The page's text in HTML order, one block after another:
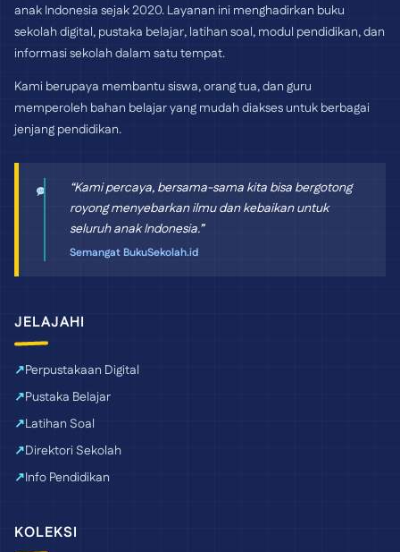
anak Indonesia sejak 2020. Layanan ini menghadirkan buku
sekolah digital, pustaka belajar, latihan soal, modul pendidikan, dan
informasi sekolah dalam satu tempat.
Kami berupaya membantu siswa, orang tua, dan guru
memperoleh bahan belajar yang mudah diakses untuk berbagai
jenjang pendidikan.
“Kami percaya, bersama-sama kita bisa bergotong
royong menyebarkan ilmu dan kebaikan untuk
seluruh anak Indonesia.”
Semangat BukuSekolah.id
JELAJAHI
Perpustakaan Digital
Pustaka Belajar
Latihan Soal
Direktori Sekolah
Info Pendidikan
KOLEKSI